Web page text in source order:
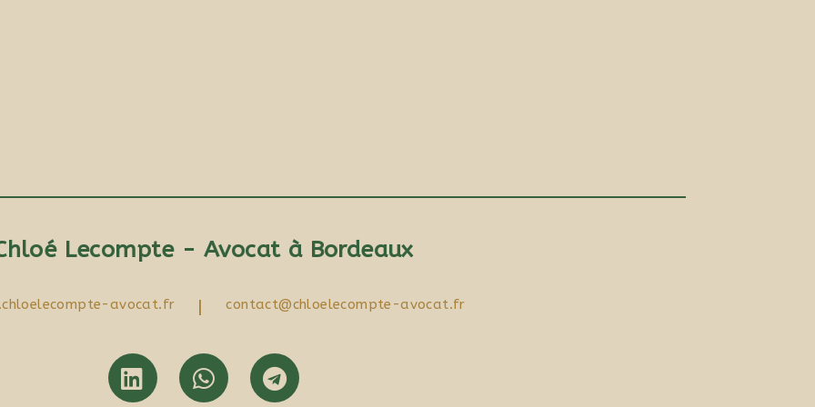
Lecompte - Avocat à Bordeaux
avocat.fr | contact@chloelecompte-avocat.fr